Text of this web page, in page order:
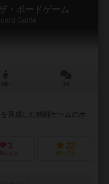
・ボードゲーム
Game
達成した格闘ゲームのボ
3
に入り
32
持ってる